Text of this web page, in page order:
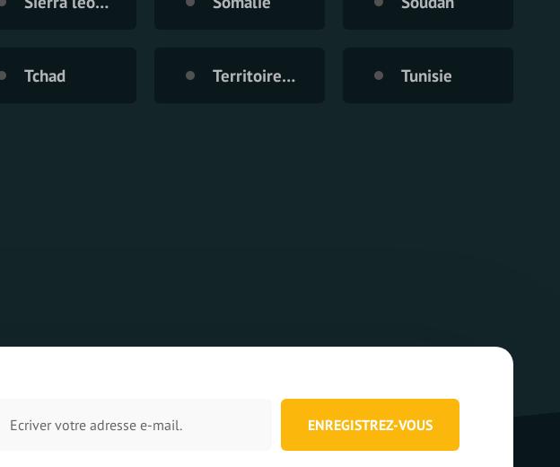
Tchad Territoire Palestinien Tunisie
ENREGISTREZ-VOUS